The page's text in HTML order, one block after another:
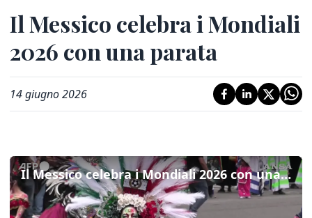
Il Messico celebra i Mondiali
2026 con una parata
14 giugno 2026
Il Messico celebra i Mondiali 2026 con una parata